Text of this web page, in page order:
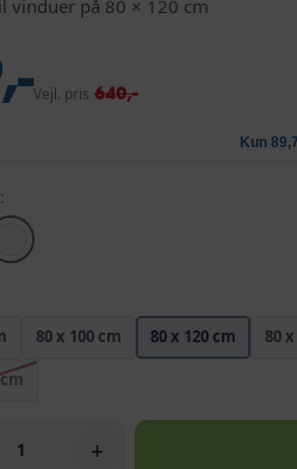
vinduer på 80 × 120 cm
Vejl. pris 640,-
80 x 100 cm 80 x 120 cm 80
+